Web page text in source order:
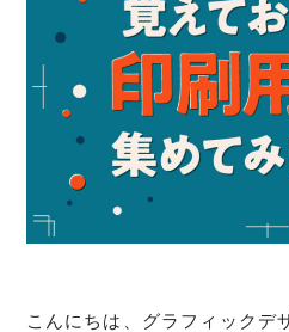
こんにちは、グラフィックデ